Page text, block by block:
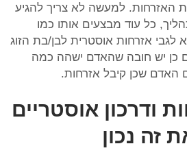
האזרחות. למעשה לא צריך להגיע
כל עוד מבצעים אותו כמו
לגבי אזרחות אוסטרית לבן/בת הזוג
כן יש חובה שהאדם ישהה כמה
האדם שכן קיבל אזרחות.
ודרכון אוסטריים
זה נכון